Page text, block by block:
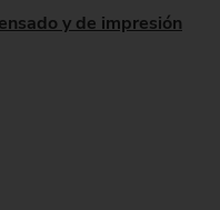
y de impresión